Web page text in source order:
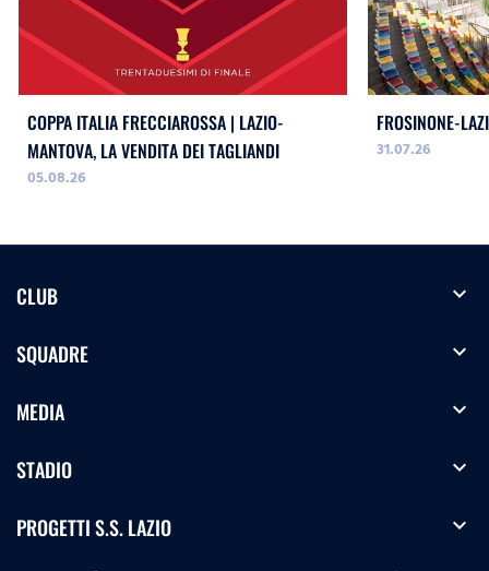
COPPA ITALIA FRECCIAROSSA | LAZIO-
MANTOVA, LA VENDITA DEI TAGLIANDI
05.08.26
FROSINONE-
31.07.26
CLUB expand_more
SQUADRE expand_more
MEDIA expand_more
STADIO expand_more
PROGETTI S.S. LAZIO expand_more